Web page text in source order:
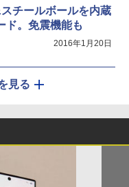
チールボールを内蔵
ド。免震機能も
2016年1月20日
見る